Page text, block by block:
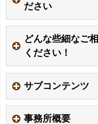
ださい
どんな些細なご
ください！
サブコンテンツ
事務所概要